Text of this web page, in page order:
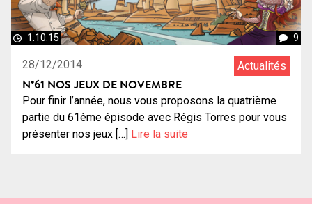
1:10:15 9
28/12/2014 Actualités
N°61 NOS JEUX DE NOVEMBRE
Pour finir l’année, nous vous proposons la quatrième
partie du 61ème épisode avec Régis Torres pour vous
présenter nos jeux […] Lire la suite